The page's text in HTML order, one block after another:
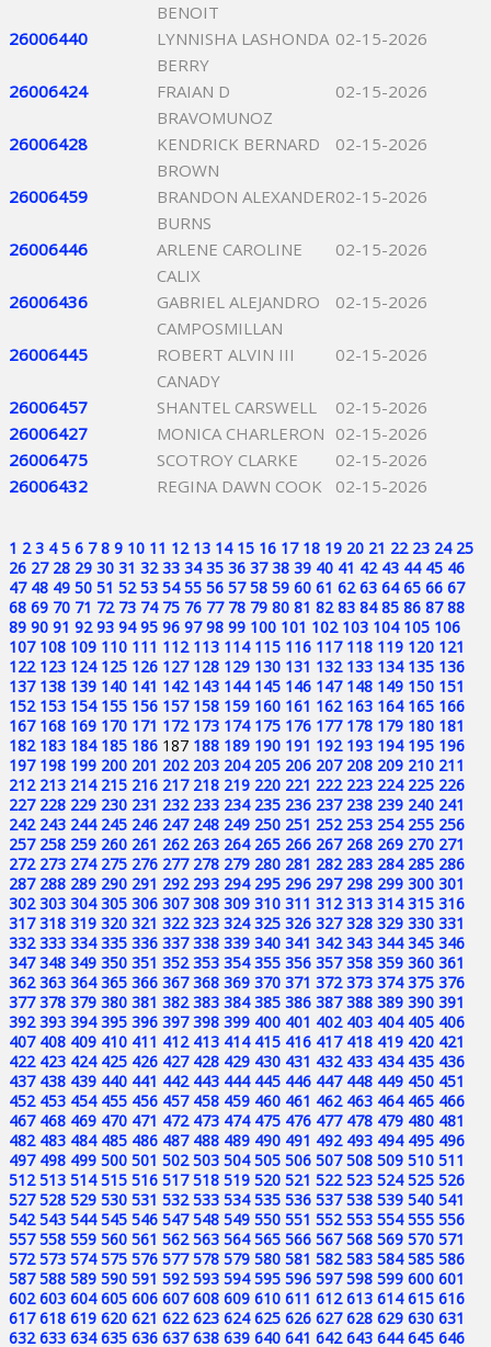
BENOIT
26006440
LYNNISHA LASHONDA
BERRY
02-15-2026
26006424
FRAIAN D
BRAVOMUNOZ
02-15-2026
26006428
KENDRICK BERNARD
BROWN
02-15-2026
26006459
BRANDON ALEXANDER
BURNS
02-15-2026
26006446
ARLENE CAROLINE
CALIX
02-15-2026
26006436
GABRIEL ALEJANDRO
CAMPOSMILLAN
02-15-2026
26006445
ROBERT ALVIN III
CANADY
02-15-2026
26006457 SHANTEL CARSWELL
02-15-2026
26006427
MONICA CHARLERON 02-15-2026
26006475
SCOTROY CLARKE
02-15-2026
26006432
REGINA DAWN COOK 02-15-2026
1 2 3 4 5 6 7 8 9 10 11 12 13 14 15 16 17 18 19 20 21 22 23 24 25
26 27 28 29 30 31 32 33 34 35 36 37 38 39 40 41 42 43 44 45 46
47 48 49 50 51 52 53 54 55 56 57 58 59 60 61 62 63 64 65 66 67
68 69 70 71 72 73 74 75 76 77 78 79 80 81 82 83 84 85 86 87 88
89 90 91 92 93 94 95 96 97 98 99 100 101 102 103 104 105 106
107 108 109 110 111 112 113 114 115 116 117 118 119 120 121
122 123 124 125 126 127 128 129 130 131 132 133 134 135 136
137 138 139 140 141 142 143 144 145 146 147 148 149 150 151
152 153 154 155 156 157 158 159 160 161 162 163 164 165 166
167 168 169 170 171 172 173 174 175 176 177 178 179 180 181
182 183 184 185 186 187 188 189 190 191 192 193 194 195 196
197 198 199 200 201 202 203 204 205 206 207 208 209 210 211
212 213 214 215 216 217 218 219 220 221 222 223 224 225 226
227 228 229 230 231 232 233 234 235 236 237 238 239 240 241
242 243 244 245 246 247 248 249 250 251 252 253 254 255 256
257 258 259 260 261 262 263 264 265 266 267 268 269 270 271
272 273 274 275 276 277 278 279 280 281 282 283 284 285 286
287 288 289 290 291 292 293 294 295 296 297 298 299 300 301
302 303 304 305 306 307 308 309 310 311 312 313 314 315 316
317 318 319 320 321 322 323 324 325 326 327 328 329 330 331
332 333 334 335 336 337 338 339 340 341 342 343 344 345 346
347 348 349 350 351 352 353 354 355 356 357 358 359 360 361
362 363 364 365 366 367 368 369 370 371 372 373 374 375 376
377 378 379 380 381 382 383 384 385 386 387 388 389 390 391
392 393 394 395 396 397 398 399 400 401 402 403 404 405 406
407 408 409 410 411 412 413 414 415 416 417 418 419 420 421
422 423 424 425 426 427 428 429 430 431 432 433 434 435 436
437 438 439 440 441 442 443 444 445 446 447 448 449 450 451
452 453 454 455 456 457 458 459 460 461 462 463 464 465 466
467 468 469 470 471 472 473 474 475 476 477 478 479 480 481
482 483 484 485 486 487 488 489 490 491 492 493 494 495 496
497 498 499 500 501 502 503 504 505 506 507 508 509 510 511
512 513 514 515 516 517 518 519 520 521 522 523 524 525 526
527 528 529 530 531 532 533 534 535 536 537 538 539 540 541
542 543 544 545 546 547 548 549 550 551 552 553 554 555 556
557 558 559 560 561 562 563 564 565 566 567 568 569 570 571
572 573 574 575 576 577 578 579 580 581 582 583 584 585 586
587 588 589 590 591 592 593 594 595 596 597 598 599 600 601
602 603 604 605 606 607 608 609 610 611 612 613 614 615 616
617 618 619 620 621 622 623 624 625 626 627 628 629 630 631
632 633 634 635 636 637 638 639 640 641 642 643 644 645 646